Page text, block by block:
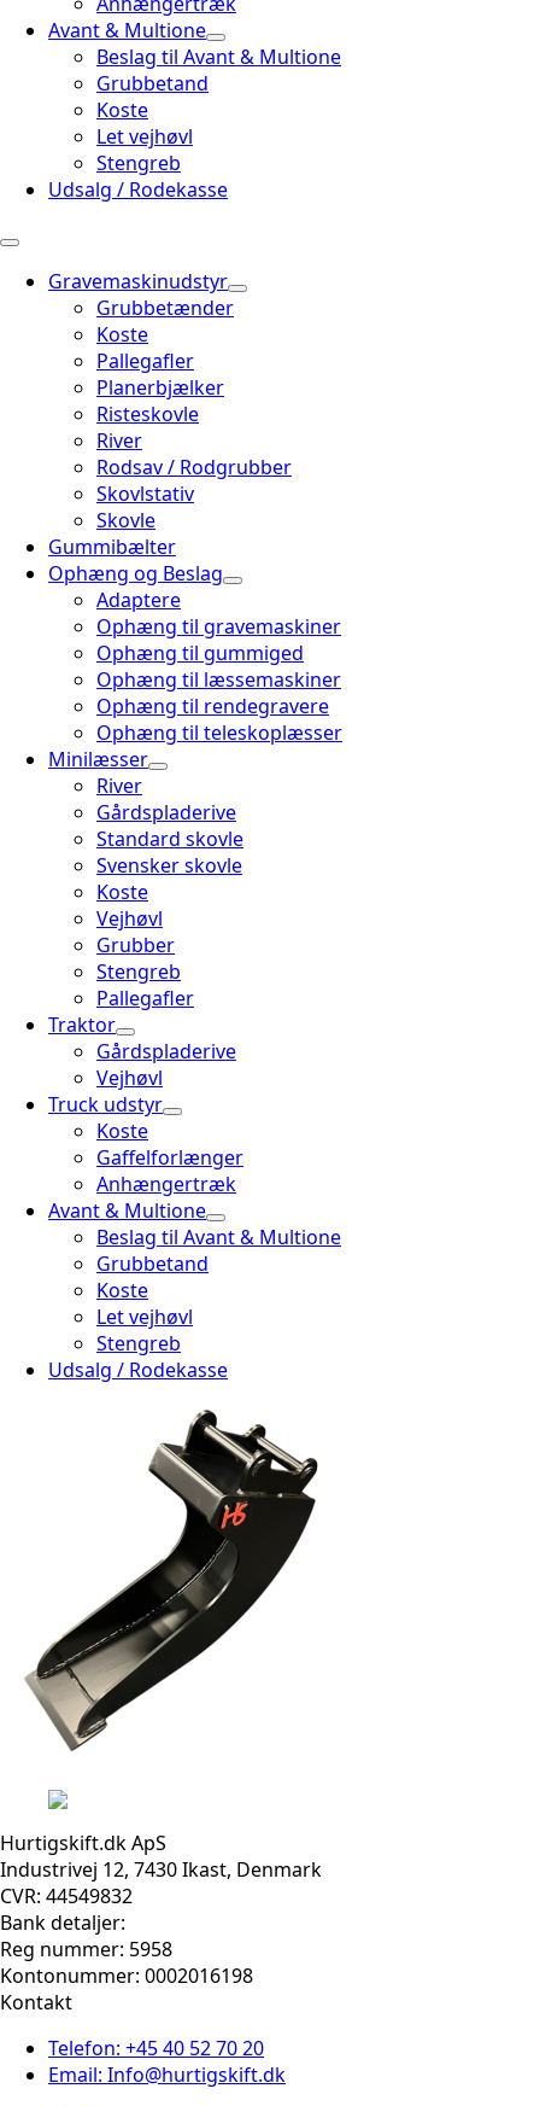
Avant & Multione
Beslag til Avant & Multione
Grubbetand
Koste
Let vejhøvl
Stengreb
Udsalg / Rodekasse
Gravemaskinudstyr
Grubbetænder
Koste
Pallegafler
Planerbjælker
Risteskovle
River
Rodsav / Rodgrubber
Skovlstativ
Skovle
Gummibælter
Ophæng og Beslag
Adaptere
Ophæng til gravemaskiner
Ophæng til gummiged
Ophæng til læssemaskiner
Ophæng til rendegravere
Ophæng til teleskoplæsser
Minilæsser
River
Gårdspladerive
Standard skovle
Svensker skovle
Koste
Vejhøvl
Grubber
Stengreb
Pallegafler
Traktor
Gårdspladerive
Vejhøvl
Truck udstyr
Koste
Gaffelforlænger
Anhængertræk
Avant & Multione
Beslag til Avant & Multione
Grubbetand
Koste
Let vejhøvl
Stengreb
Udsalg / Rodekasse
Hurtigskift.dk ApS
Industrivej 12, 7430 Ikast, Denmark
CVR: 44549832
Bank detaljer:
Reg nummer: 5958
Kontonummer: 0002016198
Kontakt
Telefon: +45 40 52 70 20
Email: Info@hurtigskift.dk